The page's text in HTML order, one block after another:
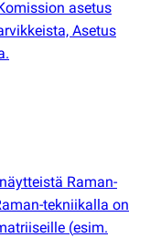
asetus
Asetus
Raman-
tekniikalla on
(esim.